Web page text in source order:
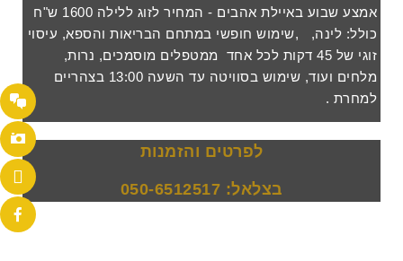
אמצע שבוע באיילת אהבים - המחיר לזוג ללילה 1600 ש"ח
כולל: לינה, ,שימוש חופשי במתחם הבריאות והספא, עיסוי
זוגי של 45 דקות לכל אחד ממטפלים מוסמכים, נרות,
מלחים ועוד, שימוש בסוויטה עד השעה 13:00 בצהריים
למחרת .
לפרטים והזמנות
בצלאל: 050-6512517